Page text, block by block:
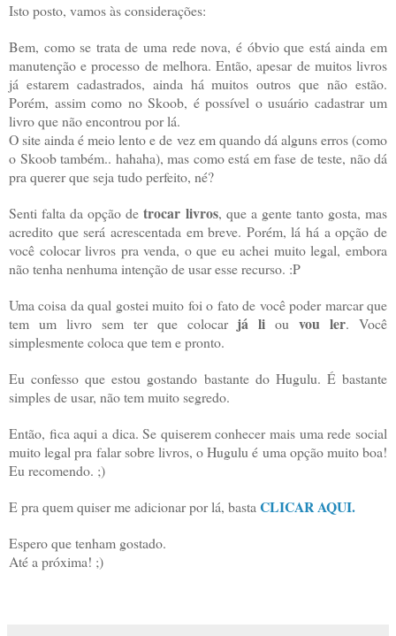
Isto posto, vamos às considerações:
Bem, como se trata de uma rede nova, é óbvio que está ainda em
manutenção e processo de melhora. Então, apesar de muitos livros
já estarem cadastrados, ainda há muitos outros que não estão.
Porém, assim como no Skoob, é possível o usuário cadastrar um
livro que não encontrou por lá.
O site ainda é meio lento e de vez em quando dá alguns erros (como
o Skoob também.. hahaha), mas como está em fase de teste, não dá
pra querer que seja tudo perfeito, né?
Senti falta da opção detrocar livros, que a gente tanto gosta, mas
acredito que será acrescentada em breve. Porém, lá há a opção de
você colocar livros pra venda, o que eu achei muito legal, embora
não tenha nenhuma intenção de usar esse recurso. :P
Uma coisa da qual gostei muito foi o fato de você poder marcar que
tem um livro sem ter que colocarjá liouvou ler. Você
simplesmente coloca que tem e pronto.
Eu confesso que estou gostando bastante do Hugulu. É bastante
simples de usar, não tem muito segredo.
Então, fica aqui a dica. Se quiserem conhecer mais uma rede social
muito legal pra falar sobre livros, o Hugulu é uma opção muito boa!
Eu recomendo. ;)
E pra quem quiser me adicionar por lá, basta CLICAR AQUI.
Espero que tenham gostado.
Até a próxima! ;)